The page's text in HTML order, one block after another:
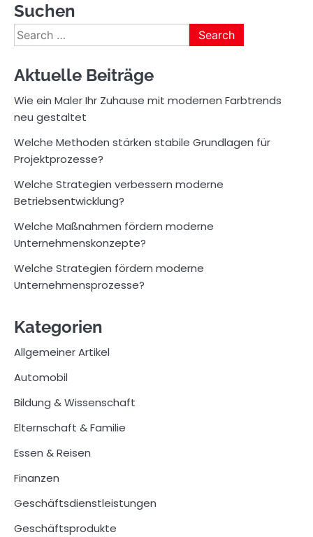
Suchen
Search
for:
Aktuelle Beiträge
Wie ein Maler Ihr Zuhause mit modernen Farbtrends
neu gestaltet
Welche Methoden stärken stabile Grundlagen für
Projektprozesse?
Welche Strategien verbessern moderne
Betriebsentwicklung?
Welche Maßnahmen fördern moderne
Unternehmenskonzepte?
Welche Strategien fördern moderne
Unternehmensprozesse?
Kategorien
Allgemeiner Artikel
Automobil
Bildung & Wissenschaft
Elternschaft & Familie
Essen & Reisen
Finanzen
Geschäftsdienstleistungen
Geschäftsprodukte